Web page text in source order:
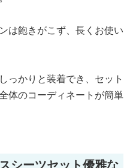
は飽きがこず、長くお使い
っかりと装着でき、セット
体のコーディネートが簡単